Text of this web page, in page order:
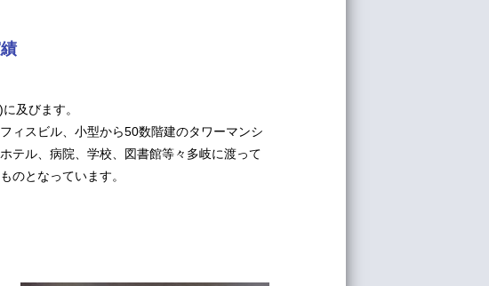
及びます。
ィスビル、小型から50数階建のタワーマンシ
テル、病院、学校、図書館等々多岐に渡って
のとなっています。